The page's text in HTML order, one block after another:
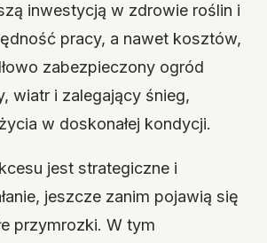
inwestycją w zdrowie roślin i
pracy, a nawet kosztów,
zabezpieczony ogród
wiatr i zalegający śnieg,
w doskonałej kondycji.
jest strategiczne i
jeszcze zanim pojawią się
przymrozki. W tym